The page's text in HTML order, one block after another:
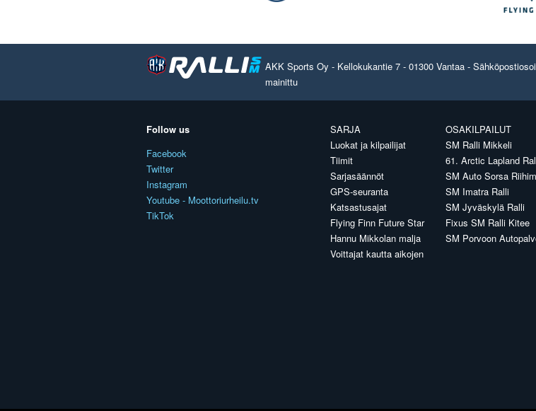
AKK Sports Oy - Kellokukantie 7 - 01300 Vantaa -
mainittu
Follow us
Facebook
Twitter
Instagram
Youtube - Moottoriurheilu.tv
TikTok
SARJA
Luokat ja kilpailijat
Tiimit
Sarjasäännöt
GPS-seuranta
Katsastusajat
Flying Finn Future Star
Hannu Mikkolan malja
Voittajat kautta aikojen
OSAKILPAILUT
SM Ralli Mikkeli
61. Arctic Lapland
SM Auto Sorsa
SM Imatra Ralli
SM Jyväskylä Ralli
Fixus SM Ralli Kitee
SM Porvoon